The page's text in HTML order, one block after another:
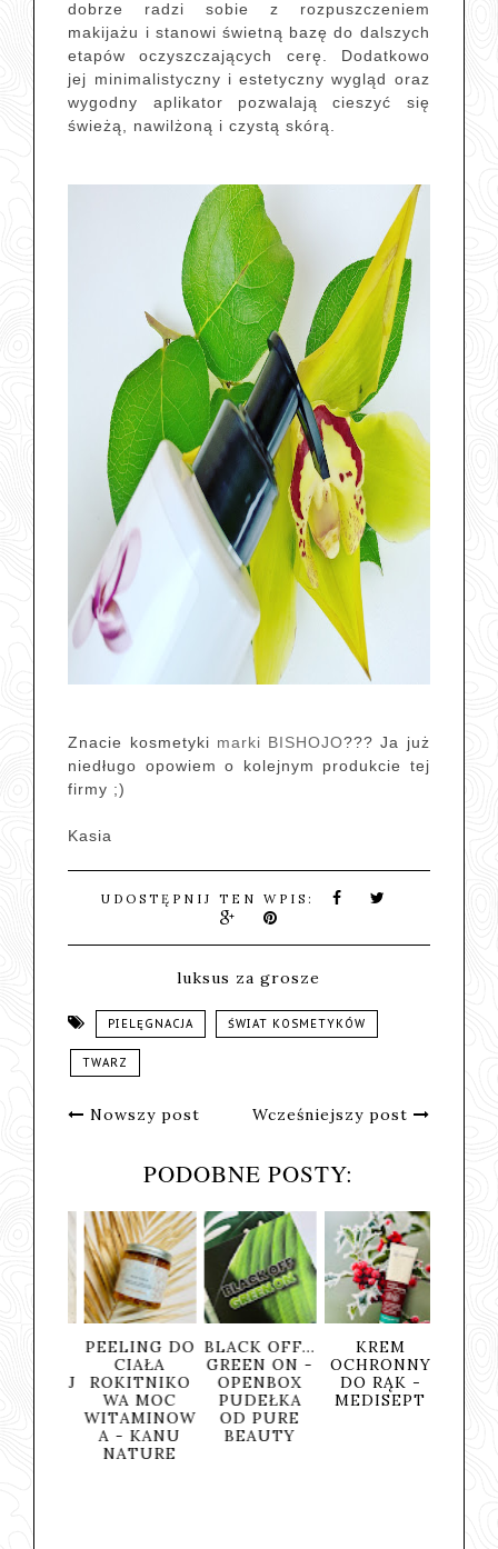
dobrze radzi sobie z rozpuszczeniem
makijażu i stanowi świetną bazę do dalszych
etapów oczyszczających cerę. Dodatkowo
jej minimalistyczny i estetyczny wygląd oraz
wygodny aplikator pozwalają cieszyć się
świeżą, nawilżoną i czystą skórą.
Znacie kosmetyki marki BISHOJO??? Ja już
niedługo opowiem o kolejnym produkcie tej
firmy ;)
Kasia
UDOSTĘPNIJ TEN WPIS:
luksus za grosze
PIELĘGNACJA ŚWIAT KOSMETYKÓW
TWARZ
Nowszy post Wcześniejszy post
PODOBNE POSTY:
ODŻYWCZO-
NAWILŻAJĄC
Y KREM DO
CIAŁA O
ZAPACHU
CZEKOLADY
I KAWY -
ZŁOTY
SEKRET
SKRYTY W
BALSAMIE
BELLA
LORIENT -
RYŻOWA
PIANKA
OCZYSZCZAJ
ĄCA DO